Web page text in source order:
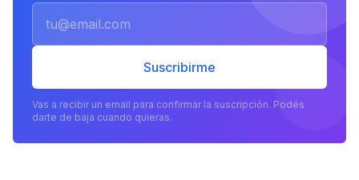
Suscribirme
Vas a recibir un email para confirmar la suscripción. Podés
darte de baja cuando quieras.